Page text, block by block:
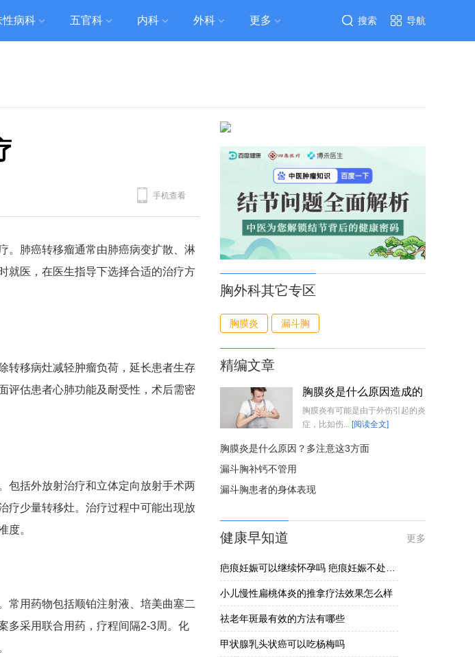
性病科 五官科 内科 外科 更多 导航
搜索
手机查看
。肺癌转移瘤通常由肺癌病变扩散、淋
就医，在医生指导下选择合适的治疗方
转移病灶减轻肿瘤负荷，延长患者生存
评估患者心肺功能及耐受性，术后需密
包括外放射治疗和立体定向放射手术两
疗少量转移灶。治疗过程中可能出现放
度。
常用药物包括顺铂注射液、培美曲塞二
多采用联合用药，疗程间隔2-3周。化
胸外科其它专区
胸膜炎 漏斗胸
精编文章
胸膜炎是什么原因造成的
胸膜炎有可能是由于外伤引起的炎
症，比如伤... [阅读全文]
胸膜炎是什么原因？多注意这3方面
漏斗胸补钙不管用
漏斗胸患者的身体表现
健康早知道 更多
疤痕妊娠可以继续怀孕吗 疤痕妊娠不处理的危害揭晓
小儿慢性扁桃体炎的推拿疗法效果怎么样
祛老年斑最有效的方法有哪些
甲状腺乳头状癌可以吃杨梅吗